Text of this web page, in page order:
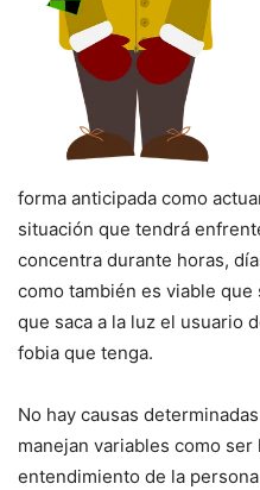
forma anticipada como
situación que tendrá
concentra durante horas,
como también es viable
que saca a la luz el usuario
fobia que tenga.
No hay causas
manejan variables como
entendimiento de la